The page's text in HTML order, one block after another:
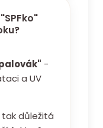
-
a UV
tak důležitá